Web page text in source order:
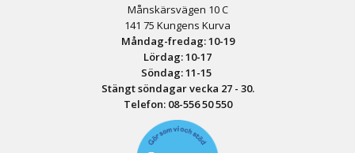
Månskärsvägen 10 C
141 75 Kungens Kurva
Måndag-fredag: 10-19
Lördag: 10-17
Söndag: 11-15
Stängt söndagar vecka 27 - 30.
Telefon: 08-556 50 550